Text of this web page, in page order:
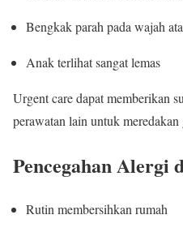
Bengkak parah pada wajah
Anak terlihat sangat lemas
Urgent care dapat memberikan
perawatan lain untuk meredakan
Pencegahan Alergi
Rutin membersihkan rumah